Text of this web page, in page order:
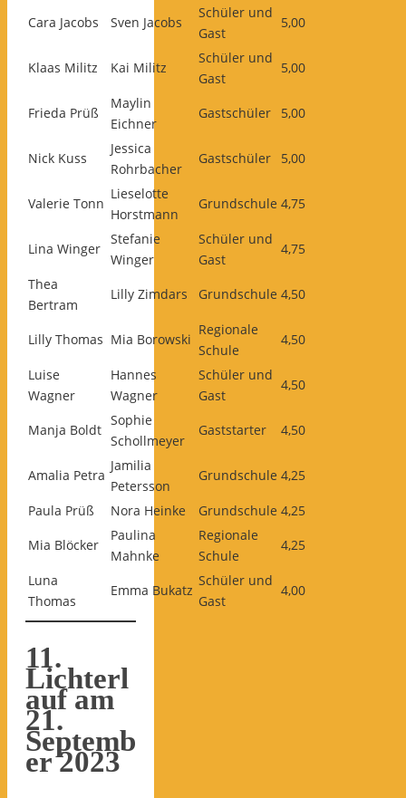
Cara Jacobs Sven Jacobs
Schüler und
Gast
5,00
Klaas Militz Kai Militz
Schüler und
Gast
5,00
Frieda Prüß
Maylin
Eichner
Gastschüler 5,00
Nick Kuss
Jessica
Rohrbacher
Gastschüler 5,00
Valerie Tonn
Lieselotte
Horstmann
Grundschule 4,75
Lina Winger
Stefanie
Winger
Schüler und
Gast
4,75
Thea
Bertram
Lilly Zimdars Grundschule 4,50
Lilly Thomas Mia Borowski
Regionale
Schule
4,50
Luise
Wagner
Hannes
Wagner
Schüler und
Gast
4,50
Manja Boldt
Sophie
Schollmeyer
Gaststarter 4,50
Amalia Petra
Jamilia
Petersson
Grundschule 4,25
Paula Prüß Nora Heinke Grundschule 4,25
Mia Blöcker
Paulina
Mahnke
Regionale
Schule
4,25
Luna
Thomas
Emma Bukatz
Schüler und
Gast
4,00
11.
Lichterl
auf am
21.
Septemb
er 2023